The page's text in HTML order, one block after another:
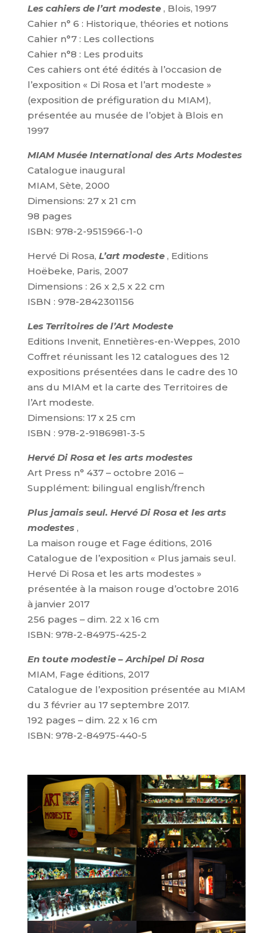
Les cahiers de l’art modeste , Blois, 1997
Cahier n° 6 : Historique, théories et notions
Cahier n°7 : Les collections
Cahier n°8 : Les produits
Ces cahiers ont été édités à l’occasion de
l’exposition « Di Rosa et l’art modeste »
(exposition de préfiguration du MIAM),
présentée au musée de l’objet à Blois en
1997
MIAM Musée International des Arts Modestes
Catalogue inaugural
MIAM, Sète, 2000
Dimensions: 27 x 21 cm
98 pages
ISBN: 978-2-9515966-1-0
Hervé Di Rosa, L’art modeste , Editions
Hoëbeke, Paris, 2007
Dimensions : 26 x 2,5 x 22 cm
ISBN : 978-2842301156
Les Territoires de l’Art Modeste
Editions Invenit, Ennetières-en-Weppes, 2010
Coffret réunissant les 12 catalogues des 12
expositions présentées dans le cadre des 10
ans du MIAM et la carte des Territoires de
l’Art modeste.
Dimensions: 17 x 25 cm
ISBN : 978-2-9186981-3-5
Hervé Di Rosa et les arts modestes
Art Press n° 437 – octobre 2016 –
Supplément: bilingual english/french
Plus jamais seul. Hervé Di Rosa et les arts
modestes ,
La maison rouge et Fage éditions, 2016
Catalogue de l’exposition « Plus jamais seul.
Hervé Di Rosa et les arts modestes »
présentée à la maison rouge d’octobre 2016
à janvier 2017
256 pages – dim. 22 x 16 cm
ISBN: 978-2-84975-425-2
En toute modestie – Archipel Di Rosa
MIAM, Fage éditions, 2017
Catalogue de l’exposition présentée au MIAM
du 3 février au 17 septembre 2017.
192 pages – dim. 22 x 16 cm
ISBN: 978-2-84975-440-5